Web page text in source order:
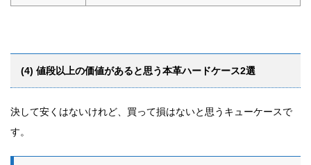
(4) 値段以上の価値があると思う本革ハードケース2選
決して安くはないけれど、買って損はないと思うキューケースで
す。